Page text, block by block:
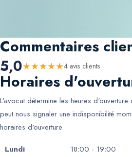
Commentaires
5,0★★★★★4 avis clients
Horaires
L'avocat détermine les heures
peut nous signaler une indisponibilité
horaires d'ouverture.
Lundi
18:00 - 19:00